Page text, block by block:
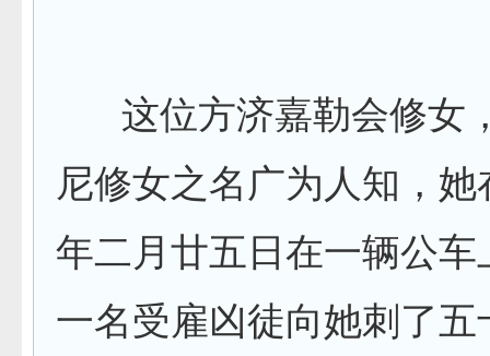
这位方济嘉勒会修女
尼修女之名广为人知，
年二月廿五日在一辆公车
一名受雇凶徒向她刺了五